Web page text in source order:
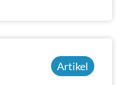
Artikel